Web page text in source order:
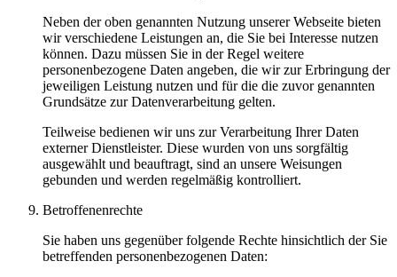
Neben der oben genannten Nutzung unserer Webseite bieten
wir verschiedene Leistungen an, die Sie bei Interesse nutzen
können. Dazu müssen Sie in der Regel weitere
personenbezogene Daten angeben, die wir zur Erbringung der
jeweiligen Leistung nutzen und für die die zuvor genannten
Grundsätze zur Datenverarbeitung gelten.
Teilweise bedienen wir uns zur Verarbeitung Ihrer Daten
externer Dienstleister. Diese wurden von uns sorgfältig
ausgewählt und beauftragt, sind an unsere Weisungen
gebunden und werden regelmäßig kontrolliert.
Betroffenenrechte
Sie haben uns gegenüber folgende Rechte hinsichtlich der Sie
betreffenden personenbezogenen Daten: